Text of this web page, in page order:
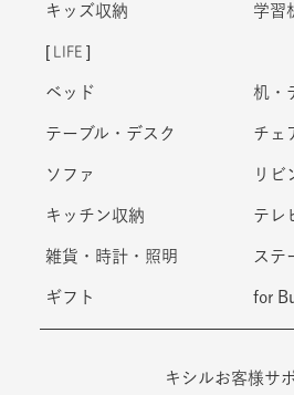
キッズ収納 学習
LIFE
ベッド 机・
テーブル・デスク チェ
ソファ リビ
キッチン収納 テレ
雑貨・時計・照明 ステ
ギフト for
キシルお客様サ